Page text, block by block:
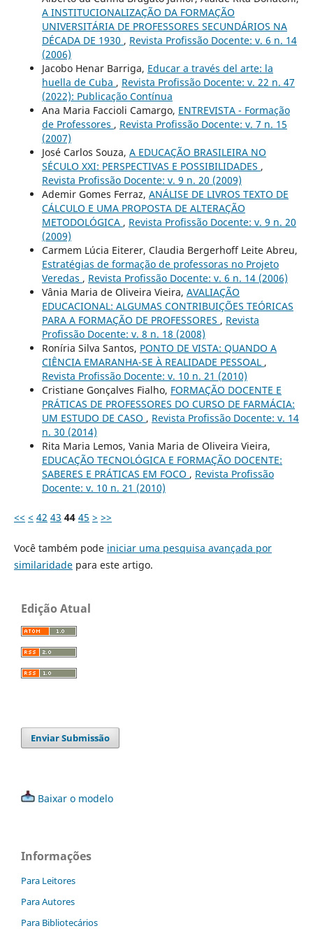
A INSTITUCIONALIZAÇÃO DA FORMAÇÃO
UNIVERSITÁRIA DE PROFESSORES SECUNDÁRIOS NA
DÉCADA DE 1930 , Revista Profissão Docente: v. 6 n. 14
(2006)
Jacobo Henar Barriga, Educar a través del arte: la
huella de Cuba , Revista Profissão Docente: v. 22 n. 47
(2022): Publicação Contínua
Ana Maria Faccioli Camargo, ENTREVISTA - Formação
de Professores , Revista Profissão Docente: v. 7 n. 15
(2007)
José Carlos Souza, A EDUCAÇÃO BRASILEIRA NO
SÉCULO XXI: PERSPECTIVAS E POSSIBILIDADES ,
Revista Profissão Docente: v. 9 n. 20 (2009)
Ademir Gomes Ferraz, ANÁLISE DE LIVROS TEXTO DE
CÁLCULO E UMA PROPOSTA DE ALTERAÇÃO
METODOLÓGICA , Revista Profissão Docente: v. 9 n. 20
(2009)
Carmem Lúcia Eiterer, Claudia Bergerhoff Leite Abreu,
Estratégias de formação de professoras no Projeto
Veredas , Revista Profissão Docente: v. 6 n. 14 (2006)
Vânia Maria de Oliveira Vieira, AVALIAÇÃO
EDUCACIONAL: ALGUMAS CONTRIBUIÇÕES TEÓRICAS
PARA A FORMAÇÃO DE PROFESSORES , Revista
Profissão Docente: v. 8 n. 18 (2008)
Roníria Silva Santos, PONTO DE VISTA: QUANDO A
CIÊNCIA EMARANHA-SE À REALIDADE PESSOAL ,
Revista Profissão Docente: v. 10 n. 21 (2010)
Cristiane Gonçalves Fialho, FORMAÇÃO DOCENTE E
PRÁTICAS DE PROFESSORES DO CURSO DE FARMÁCIA:
UM ESTUDO DE CASO , Revista Profissão Docente: v. 14
n. 30 (2014)
Rita Maria Lemos, Vania Maria de Oliveira Vieira,
EDUCAÇÃO TECNOLÓGICA E FORMAÇÃO DOCENTE:
SABERES E PRÁTICAS EM FOCO , Revista Profissão
Docente: v. 10 n. 21 (2010)
<< < 42 43 44 45 > >>
Você também pode iniciar uma pesquisa avançada por
similaridadepara este artigo.
Edição Atual
Enviar Submissão
Baixar o modelo
Informações
Para Leitores
Para Autores
Para Bibliotecários